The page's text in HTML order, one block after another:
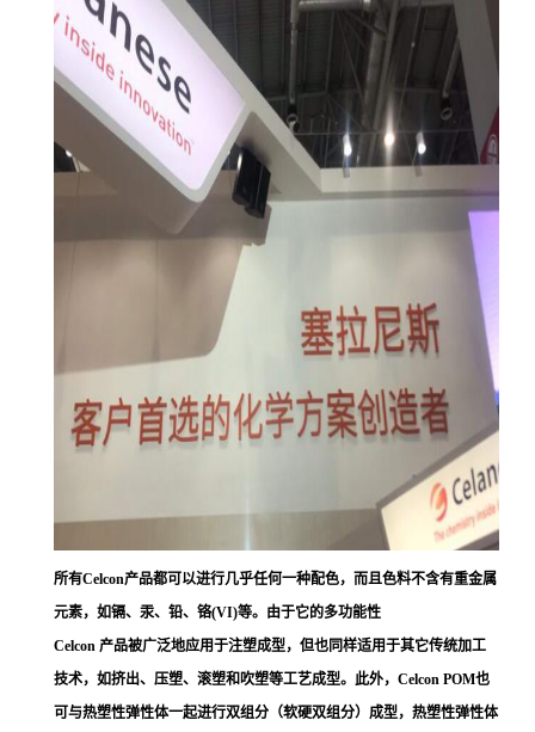
所有Celcon产品都可以进行几乎任何一种配色，而且色料不含有重金属
元素，如镉、汞、铅、铬(VI)等。由于它的多功能性
Celcon 产品被广泛地应用于注塑成型，但也同样适用于其它传统加工
技术，如挤出、压塑、滚塑和吹塑等工艺成型。此外，Celcon POM也
可与热塑性弹性体一起进行双组分（软硬双组分）成型，热塑性弹性体